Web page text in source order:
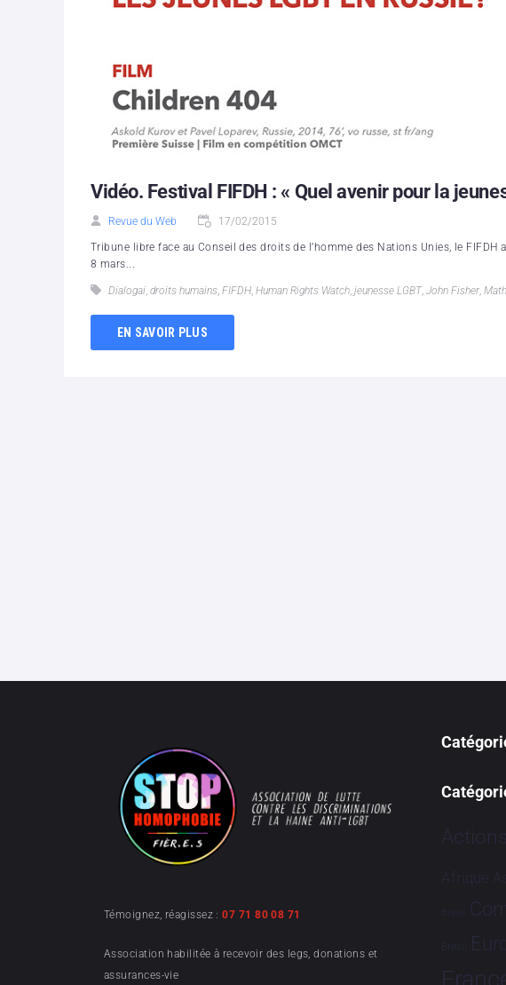
Vidéo. Festival FIFDH : « Quel avenir pour la
Revue du Web 17/02/2015
Tribune libre face au Conseil des droits de l’homme des Nations Unies, le FIFDH
8 mars...
Dialogai, droits humains, FIFDH, Human Rights Watch, jeunesse LGBT, John Fisher,
EN SAVOIR PLUS
Témoignez, réagissez :07 71 80 08 71
Association habilitée à recevoir des legs, donations et
assurances-vie
Actions
Afrique
Brève
Brésil